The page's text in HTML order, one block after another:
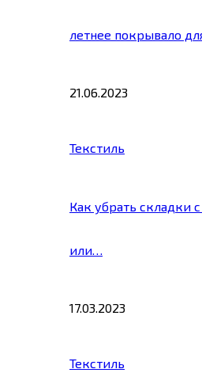
летнее покрывало
21.06.2023
Текстиль
Как убрать складки
или…
17.03.2023
Текстиль